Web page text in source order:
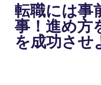
転職には事
事！進め方
を成功させ